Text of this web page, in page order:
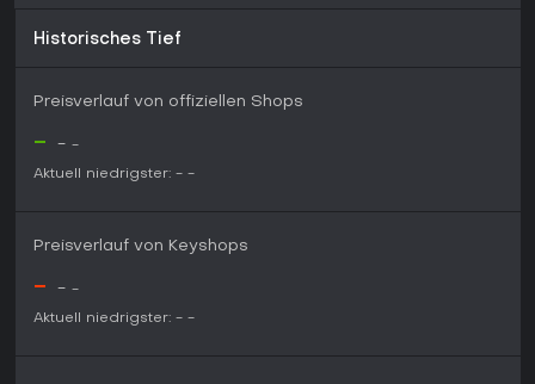
Historisches Tief
Preisverlauf von offiziellen Shops
- - -
Aktuell niedrigster: - -
Preisverlauf von Keyshops
- - -
Aktuell niedrigster: - -